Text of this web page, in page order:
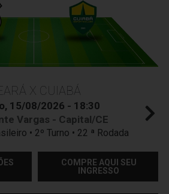
X CUIABÁ
15/08/2026 - 18:30
Vargas - Capital/CE
• 2º Turno • 22 ª Rodada
COMPRE AQUI SEU
INGRESSO